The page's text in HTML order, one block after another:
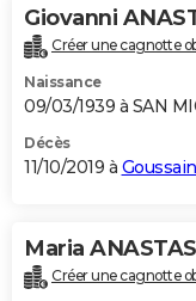
Bricolage
Lifestyle
Culture
Sport
Auto
Television
Voyage
Cinema
Giovanni
Créer une cagnotte
Naissance
09/03/1939 à SAN
Décès
11/10/2019 à
Maria
Créer une cagnotte